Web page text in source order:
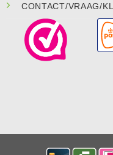
CONTACT/VRAAG/